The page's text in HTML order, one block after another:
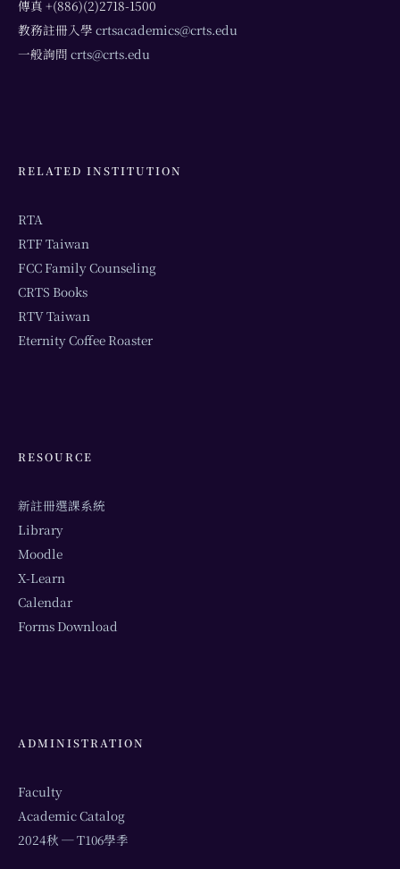
傳真 +(886)(2)2718-1500
教務註冊入學 crtsacademics@crts.edu
一般詢問 crts@crts.edu
RELATED INSTITUTION
RTA
RTF Taiwan
FCC Family Counseling
CRTS Books
RTV Taiwan
Eternity Coffee Roaster
RESOURCE
新註冊選課系統
Library
Moodle
X-Learn
Calendar
Forms Download
ADMINISTRATION
Faculty
Academic Catalog
2024秋 ─ T106學季